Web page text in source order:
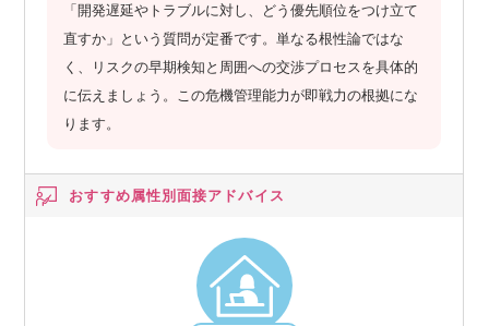
「開発遅延やトラブルに対し、どう優先順位をつけ立て
直すか」という質問が定番です。単なる根性論ではな
く、リスクの早期検知と周囲への交渉プロセスを具体的
に伝えましょう。この危機管理能力が即戦力の根拠にな
ります。
おすすめ属性別面接アドバイス